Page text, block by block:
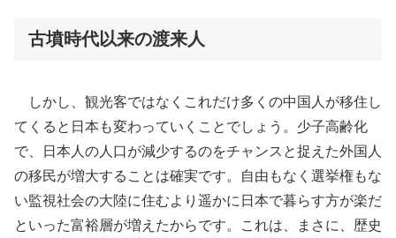
古墳時代以来の渡来人
しかし、観光客ではなくこれだけ多くの中国人が移住し
てくると日本も変わっていくことでしょう。少子高齢化
で、日本人の人口が減少するのをチャンスと捉えた外国人
の移民が増大することは確実です。自由もなく選挙権もな
い監視社会の大陸に住むより遥かに日本で暮らす方が楽だ
といった富裕層が増えたからです。これは、まさに、歴史